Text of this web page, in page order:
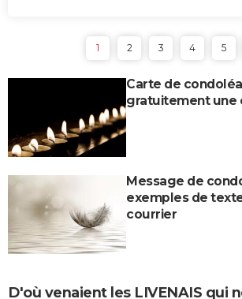
1 2 3 4 5
Carte de
gratuitement une
Message de
exemples de
courrier
D'où venaient les LIVENAIS qui